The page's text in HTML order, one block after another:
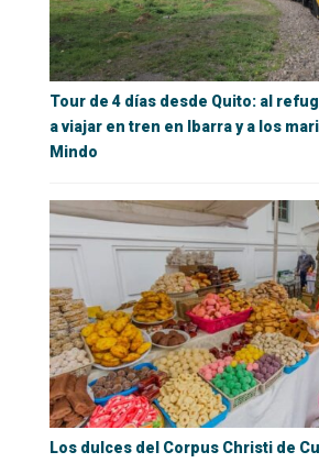
Tour de 4 días desde Quito: al
a viajar en tren en Ibarra y a los
Mindo
Los dulces del Corpus Christi de